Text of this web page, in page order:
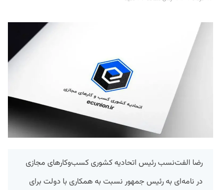
رضا الفت‌نسب رئیس اتحادیه کشوری کسب‌وکارهای مجازی
در نامه‌ای به رئیس جمهور نسبت به همکاری با دولت برای